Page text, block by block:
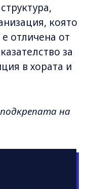
която
отличена от
за
в хората и
на